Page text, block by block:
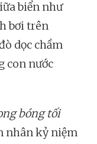
biển như
bơi trên
dọc chầm
con nước
bóng tối
nhân kỷ niệm